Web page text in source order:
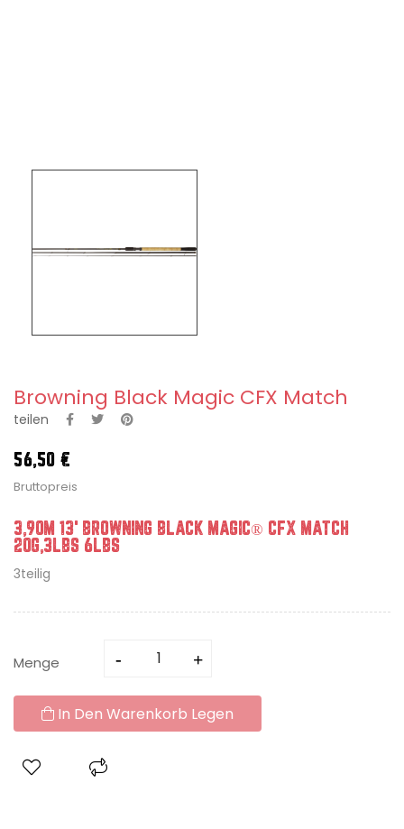
Browning Black Magic CFX Match
teilen
56,50 €
Bruttopreis
3,90M 13' BROWNING BLACK MAGIC® CFX MATCH
20G,3LBS 6LBS
3teilig
Menge
In Den Warenkorb Legen